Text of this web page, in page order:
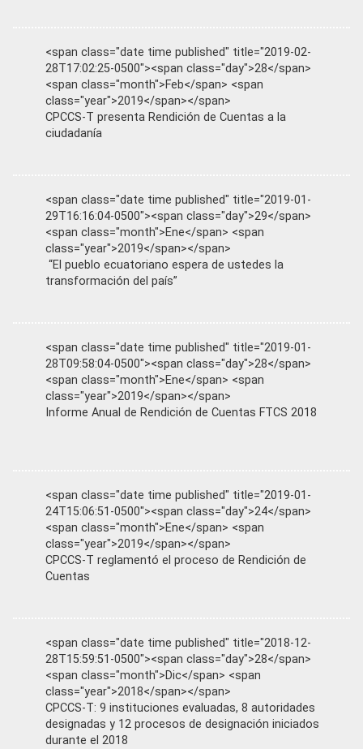
<span class="date time published" title="2019-02-
28T17:02:25-0500"><span class="day">28</span>
<span class="month">Feb</span> <span
class="year">2019</span></span>
CPCCS-T presenta Rendición de Cuentas a la
ciudadanía
<span class="date time published" title="2019-01-
29T16:16:04-0500"><span class="day">29</span>
<span class="month">Ene</span> <span
class="year">2019</span></span>
“El pueblo ecuatoriano espera de ustedes la
transformación del país”
<span class="date time published" title="2019-01-
28T09:58:04-0500"><span class="day">28</span>
<span class="month">Ene</span> <span
class="year">2019</span></span>
Informe Anual de Rendición de Cuentas FTCS 2018
<span class="date time published" title="2019-01-
24T15:06:51-0500"><span class="day">24</span>
<span class="month">Ene</span> <span
class="year">2019</span></span>
CPCCS-T reglamentó el proceso de Rendición de
Cuentas
<span class="date time published" title="2018-12-
28T15:59:51-0500"><span class="day">28</span>
<span class="month">Dic</span> <span
class="year">2018</span></span>
CPCCS-T: 9 instituciones evaluadas, 8 autoridades
designadas y 12 procesos de designación iniciados
durante el 2018